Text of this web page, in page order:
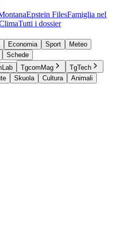
Epstein FilesFamiglia nel
Tutti i dossier
Economia Sport
Meteo
Schede
TgcomMag
TgTech
Skuola Cultura
Animali